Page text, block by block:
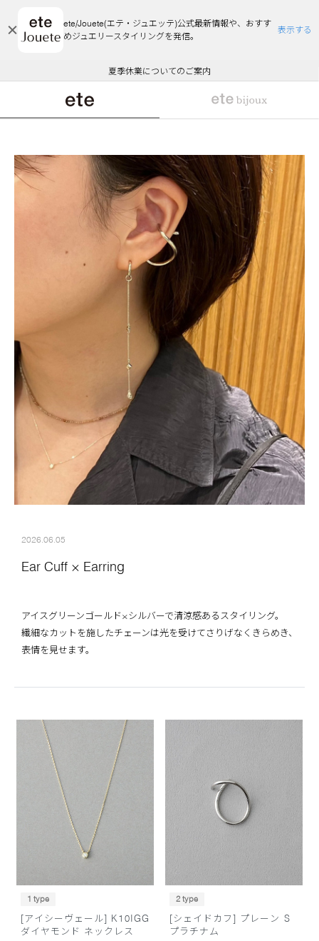
ete/Jouete(エテ・ジュエッテ)公式最新情報や、おすす
めジュエリースタイリングを発信。
表示する
エコラッピング及びエコポイント付与のご案内
ご注文いただいたお品物のお届け状況について
夏季休業についてのご案内
WEB Limited Items >>
採用のご案内
悪質な偽サイトにご注意ください
エコラッピング及びエコポイント付与のご案内
ご注文いただいたお品物のお届け状況について
2026.06.05
Ear Cuff × Earring
アイスグリーンゴールド×シルバーで清涼感あるスタイリング。
繊細なカットを施したチェーンは光を受けてさりげなくきらめき、
表情を見せます。
1 type
[アイシーヴェール] K10IGG
ダイヤモンド ネックレス
2 type
[シェイドカフ] プレーン S
プラチナム